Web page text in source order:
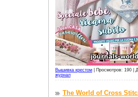
Вышивка крестом Просмотров: 190 |
журнал
The World of Cross